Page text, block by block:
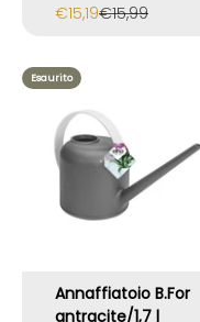
Prezzo scontato
€15,19Prezzo
€15,99
Esaurito
Annaffiatoio B.For
antracite/1,7 l